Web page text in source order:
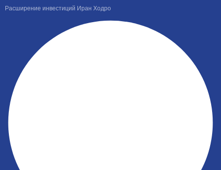
Расширение инвестиций Иран Ходро